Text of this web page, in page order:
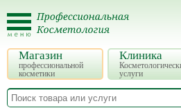
Магазин
профессиональной
косметики
Клиника
услуги